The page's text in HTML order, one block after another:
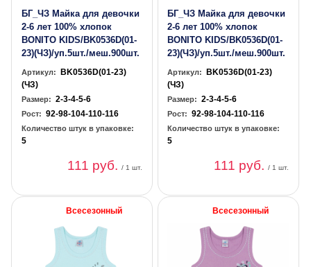
БГ_ЧЗ Майка для девочки
2-6 лет 100% хлопок
BONITO KIDS/BK0536D(01-
23)(ЧЗ)/уп.5шт./меш.900шт.
Артикул: BK0536D(01-23)
(ЧЗ)
Размер: 2-3-4-5-6
Рост: 92-98-104-110-116
Количество штук в упаковке:
5
111 руб./ 1 шт.
БГ_ЧЗ Майка для девочки
2-6 лет 100% хлопок
BONITO KIDS/BK0536D(01-
23)(ЧЗ)/уп.5шт./меш.900шт.
Артикул:
BK0536D(01-23)
(ЧЗ)
Размер: 2-3-4-5-6
Рост: 92-98-104-110-116
Количество штук в упаковке:
5
111 руб./ 1 шт.
Всесезонный Всесезонный